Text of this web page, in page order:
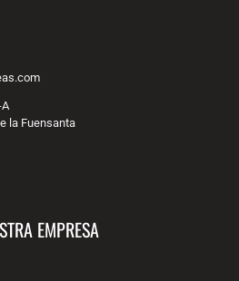
la Fuensanta
EMPRESA